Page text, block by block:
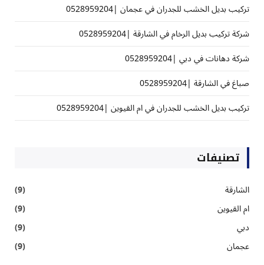
تركيب بديل الخشب للجدران في عجمان |0528959204
شركة تركيب بديل الرخام في الشارقة |0528959204
شركة دهانات في دبي |0528959204
صباغ في الشارقة |0528959204
تركيب بديل الخشب للجدران في ام القيوين |0528959204
تصنيفات
الشارقة
(9)
ام القيوين
(9)
دبي
(9)
عجمان
(9)